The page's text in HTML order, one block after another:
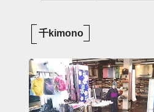
千kimono